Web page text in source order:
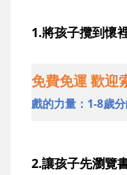
1.將孩子攬到懷
免費免運 歡迎
戲的力量：1-8歲分
2.讓孩子先瀏覽